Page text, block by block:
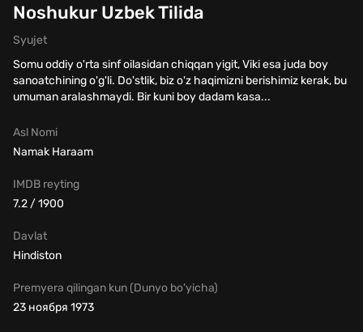
Noshukur Uzbek Tilida
Syujet
Somu oddiy o'rta sinf oilasidan chiqqan yigit, Viki esa juda boy
sanoatchining o'g'li. Do'stlik, biz o'z haqimizni berishimiz kerak, bu
umuman aralashmaydi. Bir kuni boy dadam kasa...
Asl Nomi
Namak Haraam
IMDB reyting
7.2 / 1900
Davlat
Hindiston
Premyera qilingan kun (Dunyo bo'yicha)
23 ноября 1973